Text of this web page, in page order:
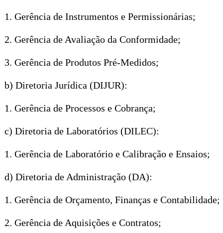
1. Gerência de Instrumentos e Permissionárias;
2. Gerência de Avaliação da Conformidade;
3. Gerência de Produtos Pré-Medidos;
b) Diretoria Jurídica (DIJUR):
1. Gerência de Processos e Cobrança;
c) Diretoria de Laboratórios (DILEC):
1. Gerência de Laboratório e Calibração e Ensaios;
d) Diretoria de Administração (DA):
1. Gerência de Orçamento, Finanças e Contabilidade;
2. Gerência de Aquisições e Contratos;